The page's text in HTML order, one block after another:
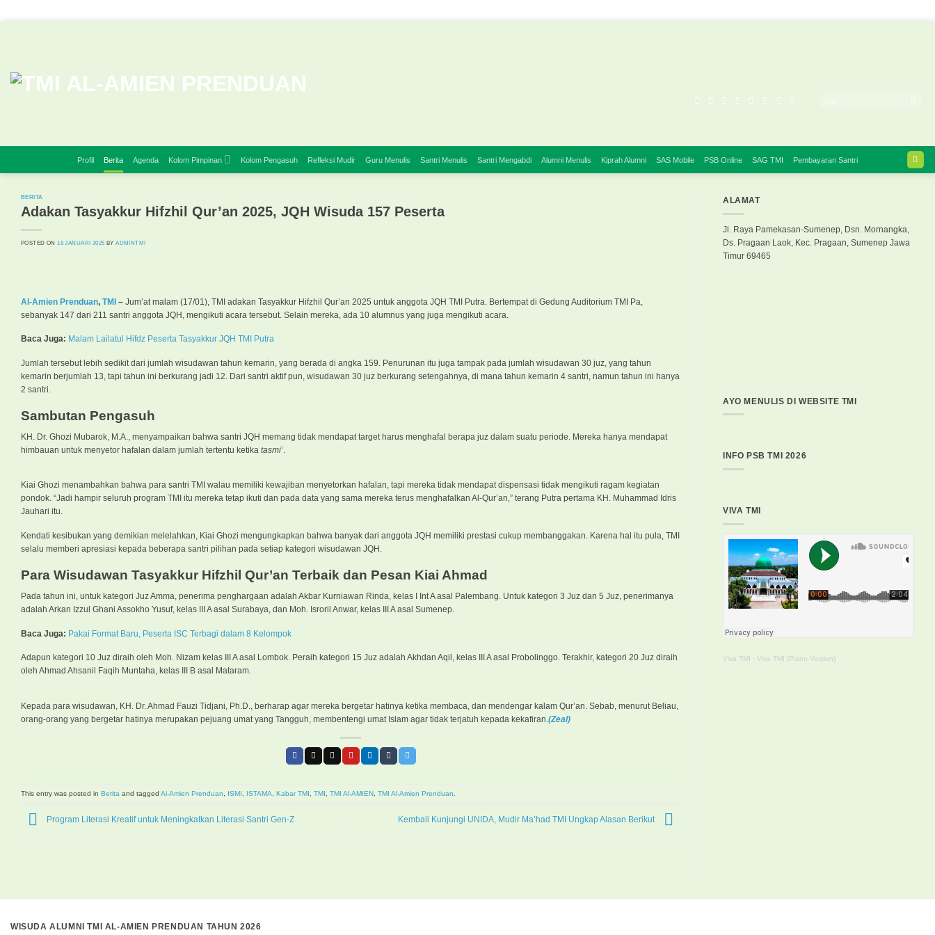
Profil Berita Agenda Kolom Pimpinan Kolom Pengasuh Refleksi Mudir Guru Menulis Santri Menulis Santri Mengabdi Alumni Menulis Kiprah Alumni SAS Mobile PSB Online SAG TMI Pembayaran Santri
BERITA
Adakan Tasyakkur Hifzhil Qur’an 2025, JQH Wisuda 157 Peserta
POSTED ON18 JANUARI 2025 BYADMINTMI
Al-Amien Prenduan, TMI – Jum’at malam (17/01), TMI adakan Tasyakkur Hifzhil Qur’an 2025 untuk anggota JQH TMI Putra. Bertempat di Gedung Auditorium TMI Pa,
sebanyak 147 dari 211 santri anggota JQH, mengikuti acara tersebut. Selain mereka, ada 10 alumnus yang juga mengikuti acara.
Baca Juga: Malam Lailatul Hifdz Peserta Tasyakkur JQH TMI Putra
Jumlah tersebut lebih sedikit dari jumlah wisudawan tahun kemarin, yang berada di angka 159. Penurunan itu juga tampak pada jumlah wisudawan 30 juz, yang tahun
kemarin berjumlah 13, tapi tahun ini berkurang jadi 12. Dari santri aktif pun, wisudawan 30 juz berkurang setengahnya, di mana tahun kemarin 4 santri, namun tahun ini hanya
2 santri.
Sambutan Pengasuh
KH. Dr. Ghozi Mubarok, M.A., menyampaikan bahwa santri JQH memang tidak mendapat target harus menghafal berapa juz dalam suatu periode. Mereka hanya mendapat
himbauan untuk menyetor hafalan dalam jumlah tertentu ketika tasmi’.
Kiai Ghozi menambahkan bahwa para santri TMI walau memiliki kewajiban menyetorkan hafalan, tapi mereka tidak mendapat dispensasi tidak mengikuti ragam kegiatan
pondok. “Jadi hampir seluruh program TMI itu mereka tetap ikuti dan pada data yang sama mereka terus menghafalkan Al-Qur’an,” terang Putra pertama KH. Muhammad Idris
Jauhari itu.
Kendati kesibukan yang demikian melelahkan, Kiai Ghozi mengungkapkan bahwa banyak dari anggota JQH memiliki prestasi cukup membanggakan. Karena hal itu pula, TMI
selalu memberi apresiasi kepada beberapa santri pilihan pada setiap kategori wisudawan JQH.
Para Wisudawan Tasyakkur Hifzhil Qur’an Terbaik dan Pesan Kiai Ahmad
Pada tahun ini, untuk kategori Juz Amma, penerima penghargaan adalah Akbar Kurniawan Rinda, kelas I Int A asal Palembang. Untuk kategori 3 Juz dan 5 Juz, penerimanya
adalah Arkan Izzul Ghani Assokho Yusuf, kelas III A asal Surabaya, dan Moh. Isroril Anwar, kelas III A asal Sumenep.
Baca Juga: Pakai Format Baru, Peserta ISC Terbagi dalam 8 Kelompok
Adapun kategori 10 Juz diraih oleh Moh. Nizam kelas III A asal Lombok. Peraih kategori 15 Juz adalah Akhdan Aqil, kelas III A asal Probolinggo. Terakhir, kategori 20 Juz diraih
oleh Ahmad Ahsanil Faqih Muntaha, kelas III B asal Mataram.
Kepada para wisudawan, KH. Dr. Ahmad Fauzi Tidjani, Ph.D., berharap agar mereka bergetar hatinya ketika membaca, dan mendengar kalam Qur’an. Sebab, menurut Beliau,
orang-orang yang bergetar hatinya merupakan pejuang umat yang Tangguh, membentengi umat Islam agar tidak terjatuh kepada kekafiran. (Zeal)
This entry was posted in Berita and tagged Al-Amien Prenduan ISMI ISTAMA Kabar TMI TMI TMI Al-AMIEN TMI Al-Amien Prenduan
Program Literasi Kreatif untuk Meningkatkan Literasi Santri Gen-Z Kembali Kunjungi UNIDA, Mudir Ma’had TMI Ungkap Alasan Berikut
ALAMAT
Jl. Raya Pamekasan-Sumenep, Dsn. Mornangka,
Ds. Pragaan Laok, Kec. Pragaan, Sumenep Jawa
Timur 69465
AYO MENULIS DI WEBSITE TMI
INFO PSB TMI 2026
VIVA TMI
Viva TMI · Viva TMI (Piano Version)
WISUDA ALUMNI TMI AL-AMIEN PRENDUAN TAHUN 2026